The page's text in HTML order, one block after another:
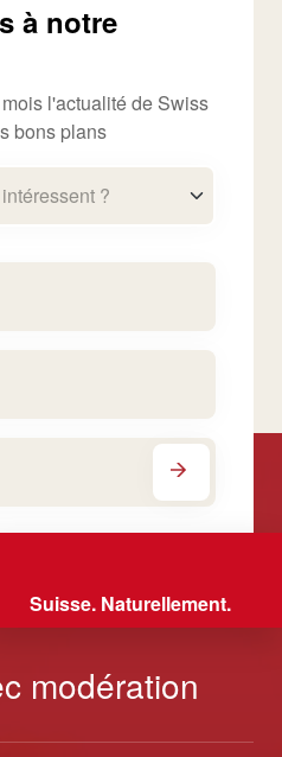
à notre
l'actualité de Swiss
bons plans
?
Suisse. Naturellement.
modération